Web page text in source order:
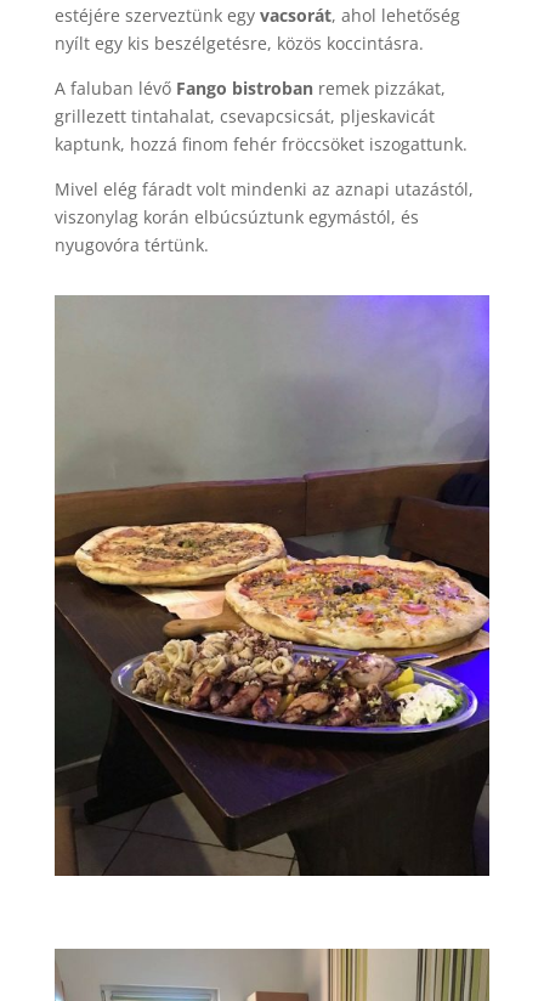
estéjére szerveztünk egy vacsorát, ahol lehetőség
nyílt egy kis beszélgetésre, közös koccintásra.
A faluban lévő Fango bistrobanremek pizzákat,
grillezett tintahalat, csevapcsicsát, pljeskavicát
kaptunk, hozzá finom fehér fröccsöket iszogattunk.
Mivel elég fáradt volt mindenki az aznapi utazástól,
viszonylag korán elbúcsúztunk egymástól, és
nyugovóra tértünk.